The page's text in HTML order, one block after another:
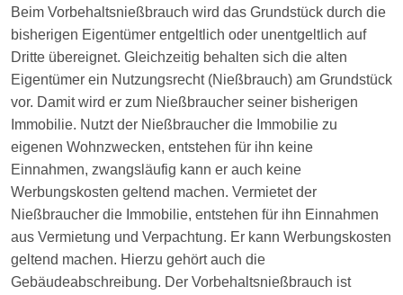
Beim Vorbehaltsnießbrauch wird das Grundstück durch die
bisherigen Eigentümer entgeltlich oder unentgeltlich auf
Dritte übereignet. Gleichzeitig behalten sich die alten
Eigentümer ein Nutzungsrecht (Nießbrauch) am Grundstück
vor. Damit wird er zum Nießbraucher seiner bisherigen
Immobilie. Nutzt der Nießbraucher die Immobilie zu
eigenen Wohnzwecken, entstehen für ihn keine
Einnahmen, zwangsläufig kann er auch keine
Werbungskosten geltend machen. Vermietet der
Nießbraucher die Immobilie, entstehen für ihn Einnahmen
aus Vermietung und Verpachtung. Er kann Werbungskosten
geltend machen. Hierzu gehört auch die
Gebäudeabschreibung. Der Vorbehaltsnießbrauch ist